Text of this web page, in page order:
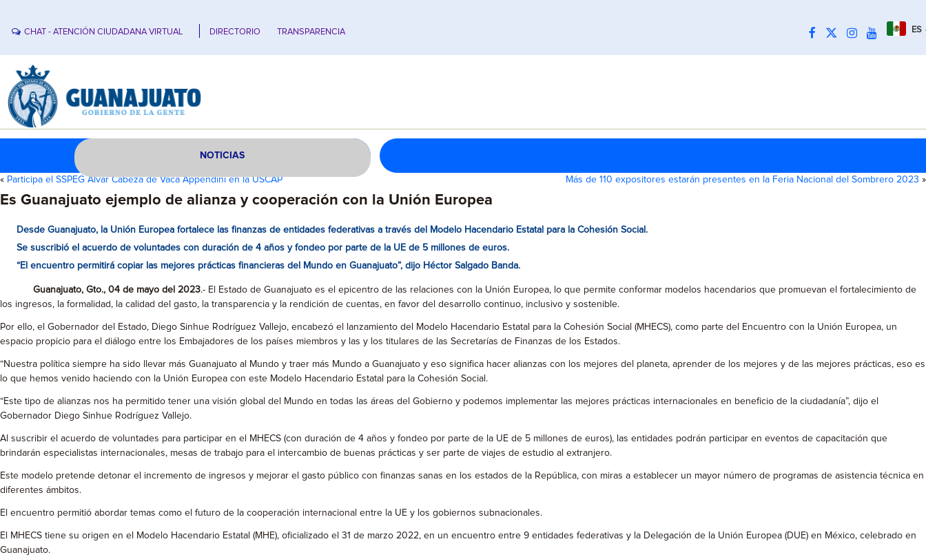
CHAT - ATENCIÓN CIUDADANA VIRTUAL DIRECTORIO TRANSPARENCIA ES
NOTICIAS
« Participa el SSPEG Alvar Cabeza de Vaca Appendini en la USCAP Más de 110 expositores estarán presentes en la Feria Nacional del Sombrero 2023 »
Es Guanajuato ejemplo de alianza y cooperación con la Unión Europea
Desde Guanajuato, la Unión Europea fortalece las finanzas de entidades federativas a través del Modelo Hacendario Estatal para la Cohesión Social.
Se suscribió el acuerdo de voluntades con duración de 4 años y fondeo por parte de la UE de 5 millones de euros.
“El encuentro permitirá copiar las mejores prácticas financieras del Mundo en Guanajuato”, dijo Héctor Salgado Banda.
Guanajuato, Gto., 04 de mayo del 2023.- El Estado de Guanajuato es el epicentro de las relaciones con la Unión Europea, lo que permite conformar modelos hacendarios que promuevan el fortalecimiento de
los ingresos, la formalidad, la calidad del gasto, la transparencia y la rendición de cuentas, en favor del desarrollo continuo, inclusivo y sostenible.
Por ello, el Gobernador del Estado, Diego Sinhue Rodríguez Vallejo, encabezó el lanzamiento del Modelo Hacendario Estatal para la Cohesión Social (MHECS), como parte del Encuentro con la Unión Europea, un
espacio propicio para el diálogo entre los Embajadores de los países miembros y las y los titulares de las Secretarías de Finanzas de los Estados.
“Nuestra política siempre ha sido llevar más Guanajuato al Mundo y traer más Mundo a Guanajuato y eso significa hacer alianzas con los mejores del planeta, aprender de los mejores y de las mejores prácticas, eso es
lo que hemos venido haciendo con la Unión Europea con este Modelo Hacendario Estatal para la Cohesión Social.
“Este tipo de alianzas nos ha permitido tener una visión global del Mundo en todas las áreas del Gobierno y podemos implementar las mejores prácticas internacionales en beneficio de la ciudadanía”, dijo el
Gobernador Diego Sinhue Rodríguez Vallejo.
Al suscribir el acuerdo de voluntades para participar en el MHECS (con duración de 4 años y fondeo por parte de la UE de 5 millones de euros), las entidades podrán participar en eventos de capacitación que
brindarán especialistas internacionales, mesas de trabajo para el intercambio de buenas prácticas y ser parte de viajes de estudio al extranjero.
Este modelo pretende detonar el incremento de ingresos y mejorar el gasto público con finanzas sanas en los estados de la República, con miras a establecer un mayor número de programas de asistencia técnica en
diferentes ámbitos.
El encuentro permitió abordar temas como el futuro de la cooperación internacional entre la UE y los gobiernos subnacionales.
El MHECS tiene su origen en el Modelo Hacendario Estatal (MHE), oficializado el 31 de marzo 2022, en un encuentro entre 9 entidades federativas y la Delegación de la Unión Europea (DUE) en México, celebrado en
Guanajuato.